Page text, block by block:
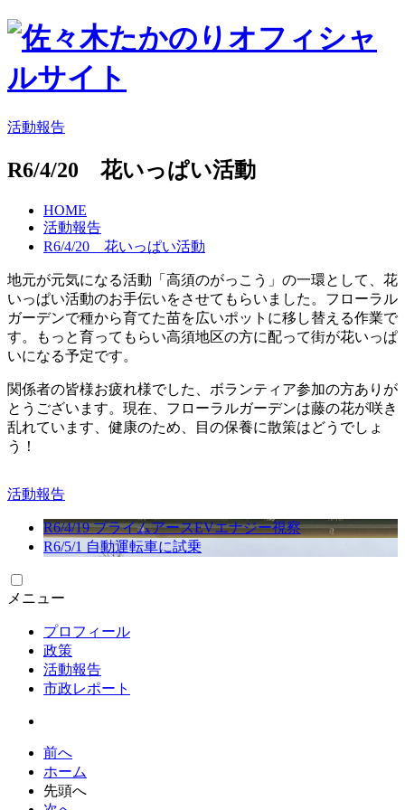
活動報告
R6/4/20 花いっぱい活動
HOME
活動報告
R6/4/20 花いっぱい活動
地元が元気になる活動「高須のがっこう」の一環として、花
いっぱい活動のお手伝いをさせてもらいました。フローラル
ガーデンで種から育てた苗を広いポットに移し替える作業で
す。もっと育ってもらい高須地区の方に配って街が花いっぱ
いになる予定です。
関係者の皆様お疲れ様でした、ボランティア参加の方ありが
とうございます。現在、フローラルガーデンは藤の花が咲き
乱れています、健康のため、目の保養に散策はどうでしょ
う！
活動報告
R6/4/19 プライムアースEVエナジー視察
R6/5/1 自動運転車に試乗
メニュー
プロフィール
政策
活動報告
市政レポート
前へ
ホーム
先頭へ